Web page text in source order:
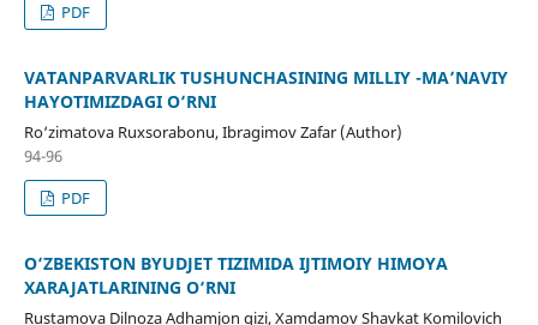
PDF
VATANPARVARLIK TUSHUNCHASINING MILLIY -MA’NAVIY
HAYOTIMIZDAGI O‘RNI
Ro‘zimatova Ruxsorabonu, Ibragimov Zafar (Author)
94-96
PDF
O‘ZBEKISTON BYUDJET TIZIMIDA IJTIMOIY HIMOYA
XARAJATLARINING O‘RNI
Rustamova Dilnoza Adhamjon qizi, Xamdamov Shavkat Komilovich